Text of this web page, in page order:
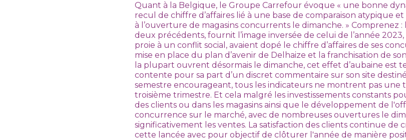
Quant à la Belgique, le Groupe Carrefour évoque « une bonne
recul de chiffre d’affaires lié à une base de comparaison atypique et
à l’ouverture de magasins concurrents le dimanche. » Comprenez
deux précédents, fournit l’image inversée de celui de l’année
proie à un conflit social, avaient dopé le chiffre d’affaires de ses
mise en place du plan d’avenir de Delhaize et la franchisation de
la plupart ouvrent désormais le dimanche, cet effet d’aubaine est
contente pour sa part d’un discret commentaire sur son site
semestre encourageant, tous les indicateurs ne montrent pas une
troisième trimestre. Et cela malgré les investissements constants
des clients ou dans les magasins ainsi que le développement de
concurrence sur le marché, avec de nombreuses ouvertures le
significativement les ventes. La satisfaction des clients continue
cette lancée avec pour objectif de clôturer l'année de manière